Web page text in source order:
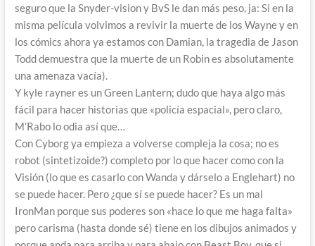
seguro que la Snyder-vision y BvS le dan más peso, ja: Si en la
misma película volvimos a revivir la muerte de los Wayne y en
los cómics ahora ya estamos con Damian, la tragedia de Jason
Todd demuestra que la muerte de un Robin es absolutamente
una amenaza vacía).
Y kyle rayner es un Green Lantern; dudo que haya algo más
fácil para hacer historias que «policía espacial», pero claro,
M’Rabo lo odia así que…
Con Cyborg ya empieza a volverse compleja la cosa; no es
robot (sintetizoide?) completo por lo que hacer como con la
Visión (lo que es casarlo con Wanda y dárselo a Englehart) no
se puede hacer. Pero ¿que sí se puede hacer? Es un mal
IronMan porque sus poderes son «hace lo que me haga falta»
pero carisma (hasta donde sé) tiene en los dibujos animados y